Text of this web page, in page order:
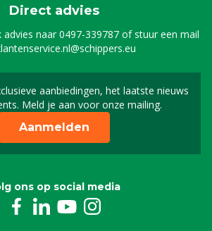
Direct advies
advies naar0497-339787of stuur een mail
aanbiedingen, het laatste nieuws
Meld je aan voor onze mailing.
Schrijf je in voor onze
Aanmelden
ons op social media